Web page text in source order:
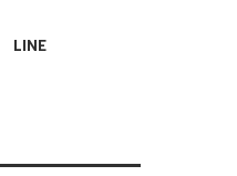
LINE